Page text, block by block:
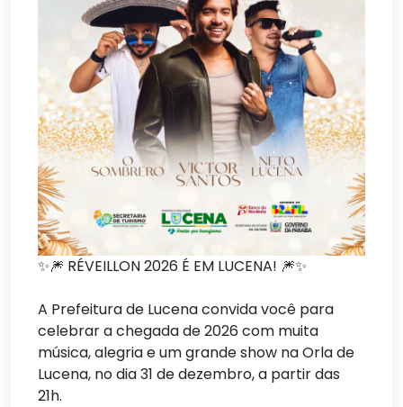
✨🎆 RÉVEILLON 2026 É EM LUCENA! 🎆✨
A Prefeitura de Lucena convida você para
celebrar a chegada de 2026 com muita
música, alegria e um grande show na Orla de
Lucena, no dia 31 de dezembro, a partir das
21h.